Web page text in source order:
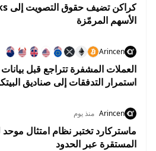
الأسهم المرمّزة
Arincen
العملات المشفرة تتراجع قبل
استمرار التدفقات إلى صناديق
Arincen منذ يوم
ماستركارد تختبر نظام امتثال
المستقرة عبر الحدود